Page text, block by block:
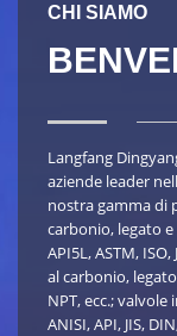
CHI SIAMO
Langfang
aziende leader
nostra gamma di
carbonio, legato
API5L, ASTM,
al carbonio, legato
NPT, ecc.;
ANISI, API, JIS,